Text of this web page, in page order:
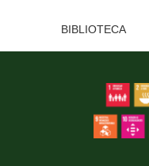
BIBLIOTECA